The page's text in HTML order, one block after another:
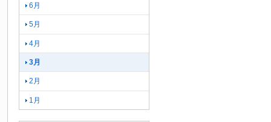
6月
5月
4月
3月
2月
1月